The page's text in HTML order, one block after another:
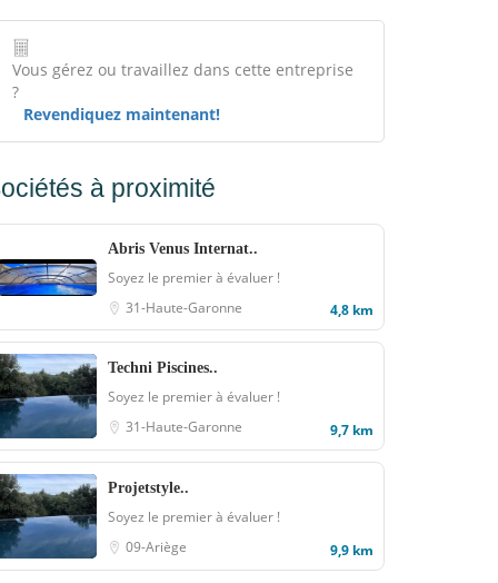
Vous gérez ou travaillez dans cette entreprise
?
Revendiquez maintenant!
à proximité
Abris Venus Internat..
Soyez le premier à évaluer !
31-Haute-Garonne
4,8 km
Techni Piscines..
Soyez le premier à évaluer !
31-Haute-Garonne
9,7 km
Projetstyle..
Soyez le premier à évaluer !
09-Ariège
9,9 km